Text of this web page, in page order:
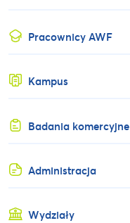
Pracownicy AWF
Kampus
Badania komercyjne
Administracja
Wydziały